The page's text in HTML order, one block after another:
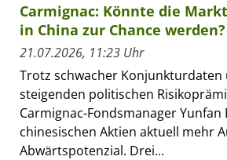
Carmignac: Könnte die
in China zur Chance werden?
21.07.2026, 11:23 Uhr
Trotz schwacher Konjunkturdaten
steigenden politischen
Carmignac-Fondsmanager Yunfan
chinesischen Aktien aktuell mehr
Abwärtspotenzial. Drei...